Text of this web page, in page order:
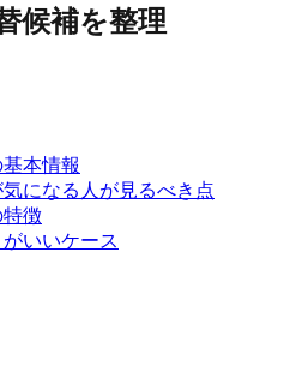
候補を整理
本情報
になる人が見るべき点
特徴
いいケース